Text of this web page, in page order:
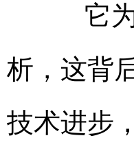
它为
析，这背
技术进步